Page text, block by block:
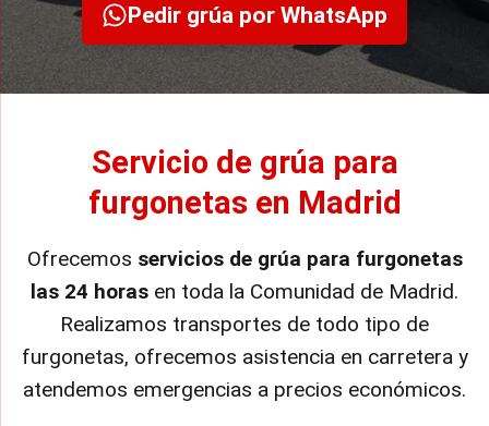
Pedir grúa por WhatsApp
Servicio de grúa para
furgonetas en Madrid
Ofrecemos servicios de grúa para furgonetas
las 24 horas en toda la Comunidad de Madrid.
Realizamos transportes de todo tipo de
furgonetas, ofrecemos asistencia en carretera y
atendemos emergencias a precios económicos.